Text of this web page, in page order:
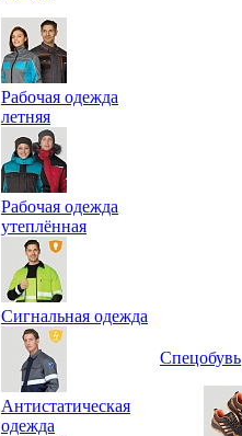
Рабочая одежда
летняя
Рабочая одежда
утеплённая
Сигнальная одежда
Антистатическая
одежда
Спецобувь